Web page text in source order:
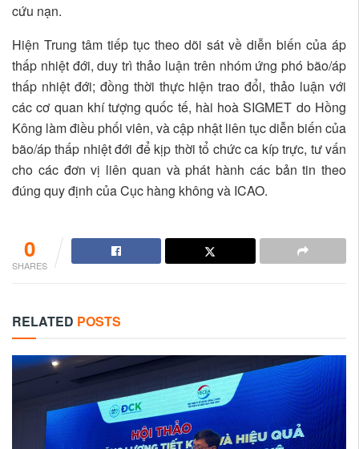
cứu nạn.
Hiện Trung tâm tiếp tục theo dõi sát về diễn biến của áp
thấp nhiệt đới, duy trì thảo luận trên nhóm ứng phó bão/áp
thấp nhiệt đới; đồng thời thực hiện trao đổi, thảo luận với
các cơ quan khí tượng quốc tế, hài hoà SIGMET do Hồng
Kông làm điều phối viên, và cập nhật liên tục diễn biến của
bão/áp thấp nhiệt đới để kịp thời tổ chức ca kíp trực, tư vấn
cho các đơn vị liên quan và phát hành các bản tin theo
đúng quy định của Cục hàng không và ICAO.
0
SHARES
RELATED POSTS